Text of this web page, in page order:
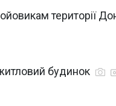
території
будинок